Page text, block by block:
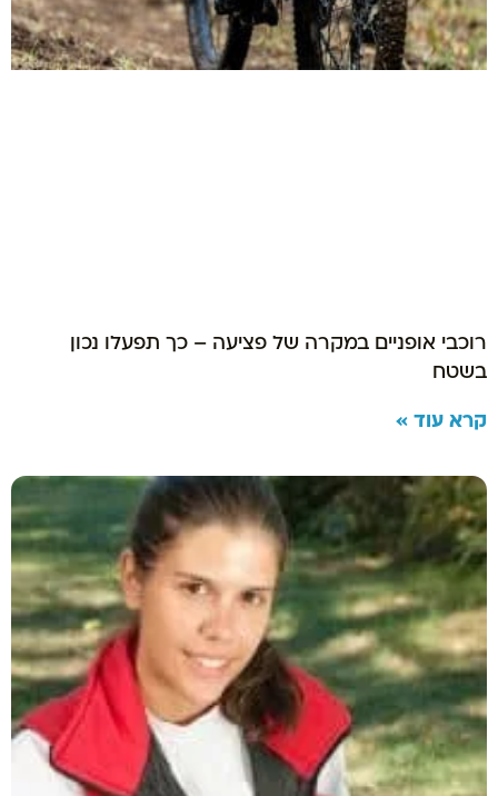
רוכבי אופניים במקרה של פציעה – כך תפעלו נכון
בשטח
קרא עוד »